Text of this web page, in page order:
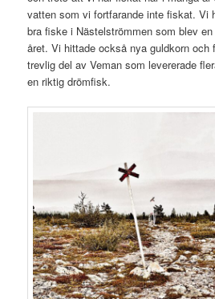
vatten som vi fortfarande inte fiskat. Vi
bra fiske i Nästelströmmen som blev
året. Vi hittade också nya guldkorn och
trevlig del av Veman som levererade
en riktig drömfisk.